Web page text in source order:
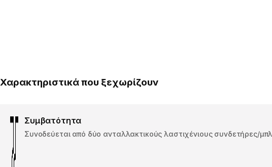
Χαρακτηριστικά που ξεχωρίζουν
Συμβατότητα
Συνοδεύεται από δύο ανταλλακτικούς λαστιχένιους συνδετήρες/